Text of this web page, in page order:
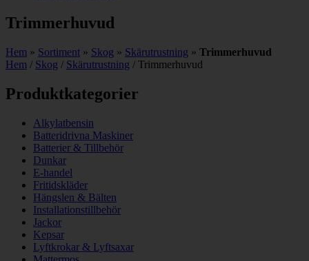
Trimmerhuvud
Hem » Sortiment » Skog » Skärutrustning » Trimmerhuvud
Hem / Skog / Skärutrustning / Trimmerhuvud
Produktkategorier​
Alkylatbensin
Batteridrivna Maskiner
Batterier & Tillbehör
Dunkar
E-handel
Fritidskläder
Hängslen & Bälten
Installationstillbehör
Jackor
Kepsar
Lyftkrokar & Lyftsaxar